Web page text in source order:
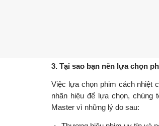
Chống tia UV: đây là chỉ số
Độ xuyên sáng: đây là chỉ số
này phải đảm bảo để giúp
sau khi lắp đặt phim. Đối với